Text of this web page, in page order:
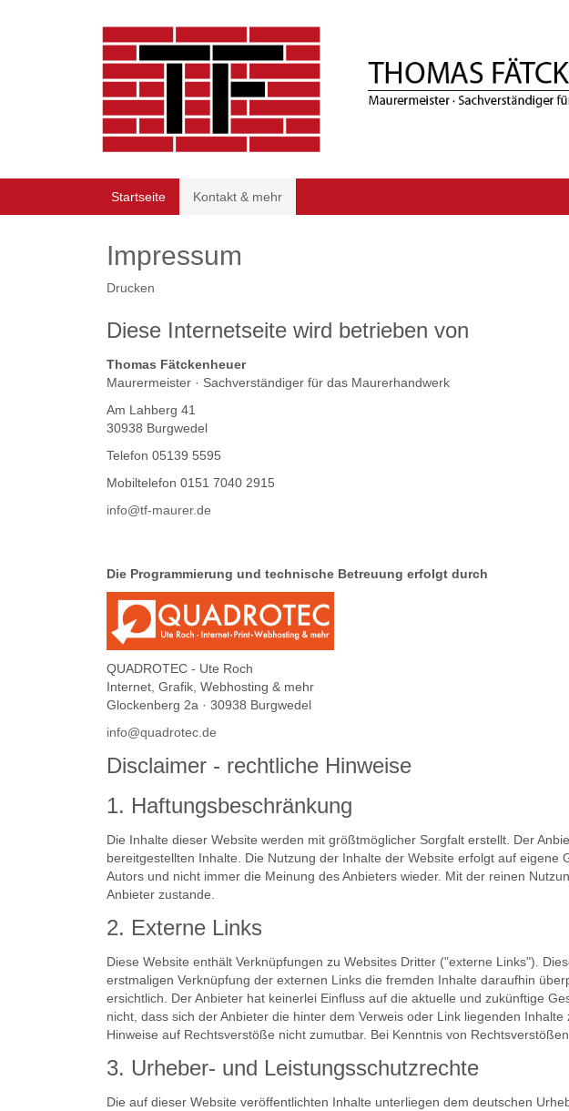
Startseite Kontakt & mehr
Impressum
Drucken
Diese Internetseite wird betrieben von
Thomas Fätckenheuer
Maurermeister · Sachverständiger für das Maurerhandwerk
Am Lahberg 41
30938 Burgwedel
Telefon 05139 5595
Mobiltelefon 0151 7040 2915
info@tf-maurer.de
Die Programmierung und technische Betreuung erfolgt durch
QUADROTEC - Ute Roch
Internet, Grafik, Webhosting & mehr
Glockenberg 2a · 30938 Burgwedel
info@quadrotec.de
Disclaimer - rechtliche Hinweise
1. Haftungsbeschränkung
Die Inhalte dieser Website werden mit größtmöglicher Sorgfalt erstellt. Der
bereitgestellten Inhalte. Die Nutzung der Inhalte der Website erfolgt auf
Autors und nicht immer die Meinung des Anbieters wieder. Mit der reinen
Anbieter zustande.
2. Externe Links
Diese Website enthält Verknüpfungen zu Websites Dritter ("externe Links").
erstmaligen Verknüpfung der externen Links die fremden Inhalte daraufhin
ersichtlich. Der Anbieter hat keinerlei Einfluss auf die aktuelle und zukünftige
nicht, dass sich der Anbieter die hinter dem Verweis oder Link liegenden
Hinweise auf Rechtsverstöße nicht zumutbar. Bei Kenntnis von
3. Urheber- und Leistungsschutzrechte
Die auf dieser Website veröffentlichten Inhalte unterliegen dem deutschen